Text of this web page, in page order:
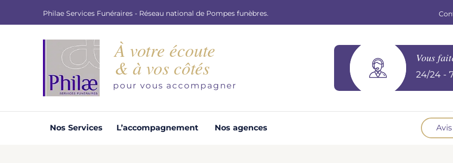
Philae Services Funéraires - Réseau national de Pompes funèbres.
À votre écoute
& à vos côtés
pour vous accompagner
Vous
24/24 -
Nos Services L’accompagnement Nos agences